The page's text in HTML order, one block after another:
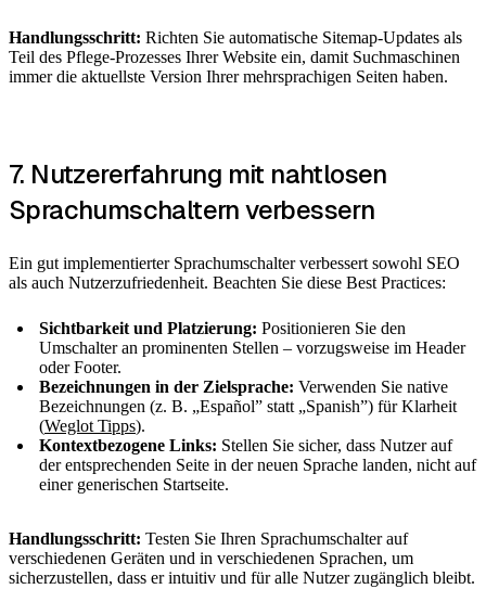
Handlungsschritt: Richten Sie automatische Sitemap-Updates als
Teil des Pflege-Prozesses Ihrer Website ein, damit Suchmaschinen
immer die aktuellste Version Ihrer mehrsprachigen Seiten haben.
7. Nutzererfahrung mit nahtlosen
Sprachumschaltern verbessern
Ein gut implementierter Sprachumschalter verbessert sowohl SEO
als auch Nutzerzufriedenheit. Beachten Sie diese Best Practices:
Sichtbarkeit und Platzierung: Positionieren Sie den
Umschalter an prominenten Stellen – vorzugsweise im Header
oder Footer.
Bezeichnungen in der Zielsprache: Verwenden Sie native
Bezeichnungen (z. B. „Español” statt „Spanish”) für Klarheit
(Weglot Tipps).
Kontextbezogene Links: Stellen Sie sicher, dass Nutzer auf
der entsprechenden Seite in der neuen Sprache landen, nicht auf
einer generischen Startseite.
Handlungsschritt: Testen Sie Ihren Sprachumschalter auf
verschiedenen Geräten und in verschiedenen Sprachen, um
sicherzustellen, dass er intuitiv und für alle Nutzer zugänglich bleibt.